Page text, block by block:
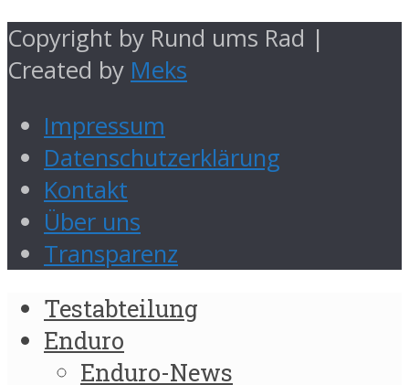
Copyright by Rund ums Rad |
Created by Meks
Impressum
Datenschutzerklärung
Kontakt
Über uns
Transparenz
Testabteilung
Enduro
Enduro-News